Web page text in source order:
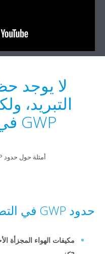
لا يوجد حظر
ولكن
أمثلة حول حدود GWP في قطاع HVAC-R
الهواء المجزأة الأحادية مع